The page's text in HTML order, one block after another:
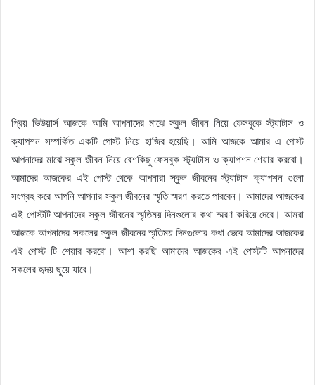
প্রিয় ভিউয়ার্স আজকে আমি আপনাদের মাঝে স্কুল জীবন নিয়ে ফেসবুকে স্ট্যাটাস ও
ক্যাপশন সম্পর্কিত একটি পোস্ট নিয়ে হাজির হয়েছি। আমি আজকে আমার এ পোস্ট
আপনাদের মাঝে স্কুল জীবন নিয়ে বেশকিছু ফেসবুক স্ট্যাটাস ও ক্যাপশন শেয়ার করবো।
আমাদের আজকের এই পোস্ট থেকে আপনারা স্কুল জীবনের স্ট্যাটাস ক্যাপশন গুলো
সংগ্রহ করে আপনি আপনার স্কুল জীবনের স্মৃতি স্মরণ করতে পারবেন। আমাদের আজকের
এই পোস্টটি আপনাদের স্কুল জীবনের স্মৃতিময় দিনগুলোর কথা স্মরণ করিয়ে দেবে। আমরা
আজকে আপনাদের সকলের স্কুল জীবনের স্মৃতিময় দিনগুলোর কথা ভেবে আমাদের আজকের
এই পোস্ট টি শেয়ার করবো। আশা করছি আমাদের আজকের এই পোস্টটি আপনাদের
সকলের হৃদয় ছুয়ে যাবে।